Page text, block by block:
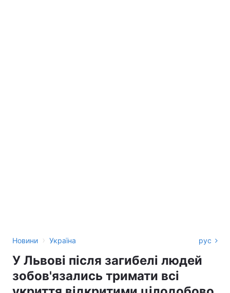
Новини › Україна рус
У Львові після загибелі людей
зобов'язались тримати всі